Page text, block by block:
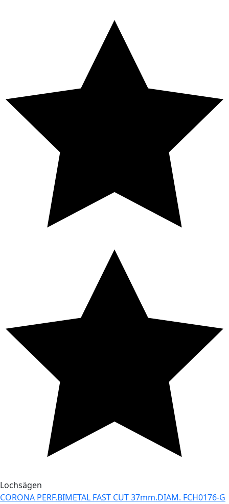
Lochsägen
CORONA PERF.BIMETAL FAST CUT 37mm.DIAM. FCH0176-G